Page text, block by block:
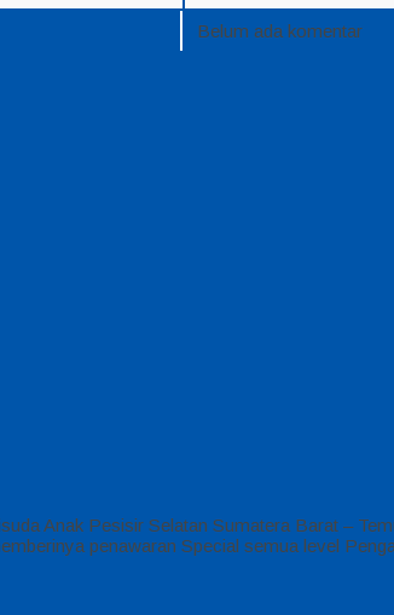
Belum ada komentar
Anak Pesisir Selatan Sumatera Barat –
penawaran Special semua level